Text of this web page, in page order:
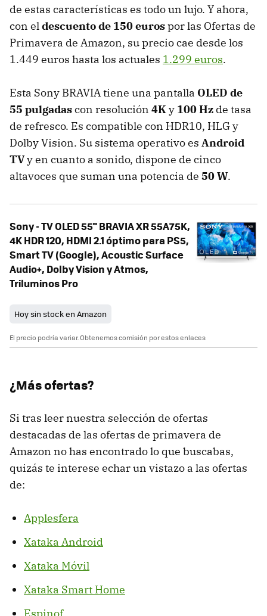
de estas características es todo un lujo. Y ahora,
con eldescuento de 150 eurospor las Ofertas de
Primavera de Amazon, su precio cae desde los
1.449 euros hasta los actuales 1.299 euros.
Esta Sony BRAVIA tiene una pantalla OLED de
55 pulgadascon resolución 4Ky 100 Hz de tasa
de refresco. Es compatible con HDR10, HLG y
Dolby Vision. Su sistema operativo es Android
TVy en cuanto a sonido, dispone de cinco
altavoces que suman una potencia de 50 W.
Sony - TV OLED 55" BRAVIA XR 55A75K,
4K HDR 120, HDMI 2.1 óptimo para PS5,
Smart TV (Google), Acoustic Surface
Audio+, Dolby Vision y Atmos,
Triluminos Pro
Hoy sin stock en Amazon
El precio podría variar. Obtenemos comisión por estos enlaces
¿Más ofertas?
Si tras leer nuestra selección de ofertas
destacadas de las ofertas de primavera de
Amazon no has encontrado lo que buscabas,
quizás te interese echar un vistazo a las ofertas
de:
Applesfera
Xataka Android
Xataka Móvil
Xataka Smart Home
Espinof